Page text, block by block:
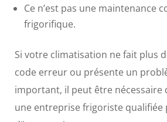
Ce n’est pas une maintenance
frigorifique.
Si votre climatisation ne fait plus
code erreur ou présente un
important, il peut être nécessaire
une entreprise frigoriste qualifiée